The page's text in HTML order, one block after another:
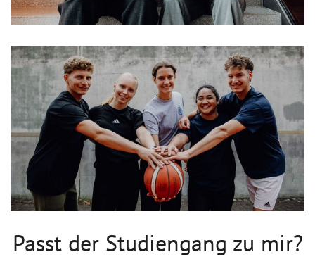
Passt der Studiengang zu mir?